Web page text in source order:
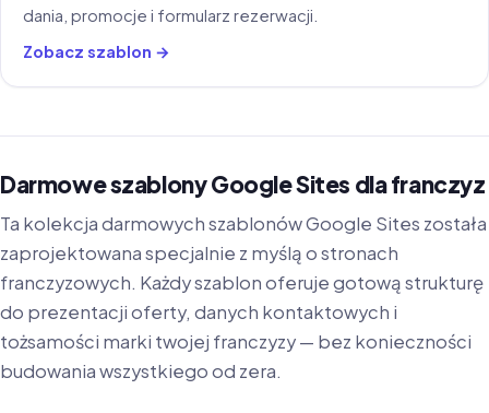
dania, promocje i formularz rezerwacji.
Zobacz szablon →
Darmowe szablony Google Sites dla franczyz
Ta kolekcja darmowych szablonów Google Sites została
zaprojektowana specjalnie z myślą o stronach
franczyzowych. Każdy szablon oferuje gotową strukturę
do prezentacji oferty, danych kontaktowych i
tożsamości marki twojej franczyzy — bez konieczności
budowania wszystkiego od zera.